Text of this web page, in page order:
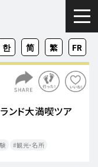
ZH-
CN
ZH-
TW
FR
KO
ランド大満喫ツア
観光・名所